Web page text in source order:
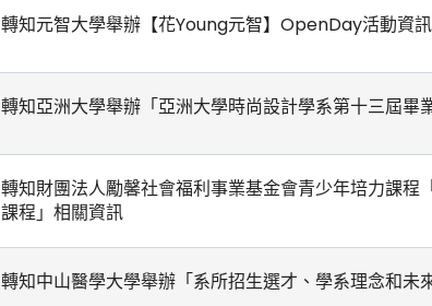
轉知元智大學舉辦【花Young元智】OpenDay活動資訊
轉知亞洲大學舉辦「亞洲大學時尚設計學系第十三屆畢
轉知財團法人勵馨社會福利事業基金會青少年培力課程
課程」相關資訊
轉知中山醫學大學舉辦「系所招生選才、學系理念和未